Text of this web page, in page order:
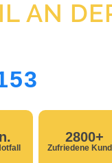
AN
2800+
Zufriedene